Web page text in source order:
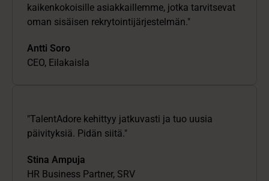
kaikenkokoisille asiakkaillemme, jotka tarvitsevat
oman sisäisen rekrytointijärjestelmän."
Antti Soro
CEO, Eilakaisla
"TalentAdore kehittyy jatkuvasti ja tuo uusia
päivityksiä. Pidän siitä."
Stina Ampuja
HR Business Partner, SRV